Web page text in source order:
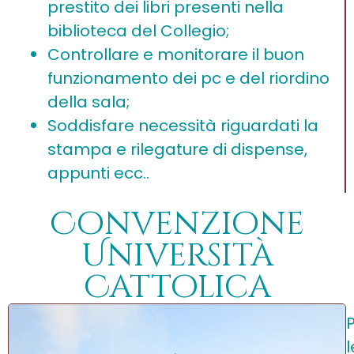
prestito dei libri presenti nella
biblioteca del Collegio;
Controllare e monitorare il buon
funzionamento dei pc e del riordino
della sala;
Soddisfare necessità riguardati la
stampa e rilegature di dispense,
appunti ecc..
Convenzione
Università
Cattolica